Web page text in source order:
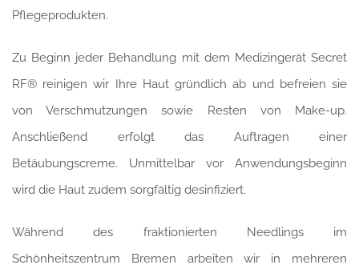
Pflegeprodukten.
Zu Beginn jeder Behandlung mit dem Medizingerät Secret
RF® reinigen wir Ihre Haut gründlich ab und befreien sie
von Verschmutzungen sowie Resten von Make-up.
Anschließend erfolgt das Auftragen einer
Betäubungscreme. Unmittelbar vor Anwendungsbeginn
wird die Haut zudem sorgfältig desinfiziert.
Während des fraktionierten Needlings im
Schönheitszentrum Bremen arbeiten wir in mehreren